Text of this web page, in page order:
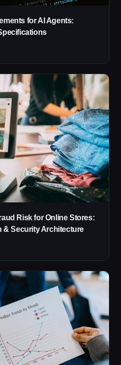
for AI Agents:
Risk for Online Stores:
& Security Architecture